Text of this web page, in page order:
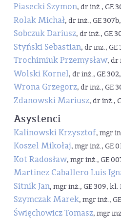
Piasecki Szymon, dr inż., GE
Rolak Michał, dr inż., GE
Sobczuk Dariusz, dr inż., GE
Styński Sebastian, dr inż., GE
Trochimiuk Przemysław, dr
Wolski Kornel, dr inż., GE
Wrona Grzegorz, dr inż., GE
Zdanowski Mariusz, dr inż.,
Asystenci
Kalinowski Krzysztof, mgr
Koszel Mikołaj, mgr inż., GE
Kot Radosław, mgr inż., GE
Martinez Caballero Luis
Sitnik Jan, mgr inż., GE 309, kl.
Szymczak Marek, mgr inż.,
Święchowicz Tomasz, mgr